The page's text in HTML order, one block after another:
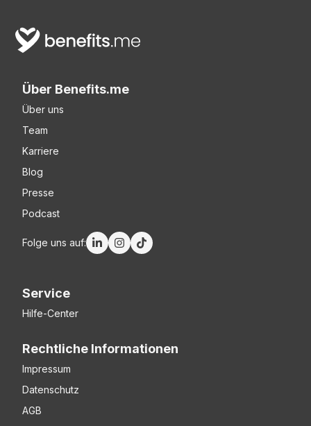
Über Benefits.me
Über uns
Team
Karriere
Blog
Presse
Podcast
Folge uns auf:
Service
Hilfe-Center
Rechtliche Informationen
Impressum
Datenschutz
AGB